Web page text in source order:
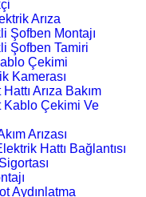
Arıza
Şofben Montajı
Şofben Tamiri
Çekimi
Kamerası
Arıza Bakım
Kablo Çekimi Ve
Arızası
Hattı Bağlantısı
Aydınlatma